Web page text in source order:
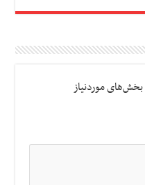
بخش‌های موردنیاز